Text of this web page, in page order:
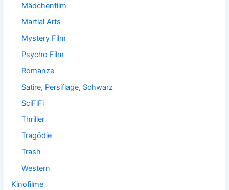
Mädchenfilm
Martial Arts
Mystery Film
Psycho Film
Romanze
Satire, Persiflage, Schwarz
SciFiFi
Thriller
Tragödie
Trash
Western
Kinofilme